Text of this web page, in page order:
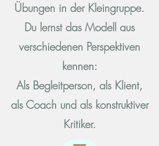
Übungen in der Kleingruppe.
Du lernst das Modell aus
verschiedenen Perspektiven
kennen:
Als Begleitperson, als Klient,
als Coach und als konstruktiver
Kritiker.